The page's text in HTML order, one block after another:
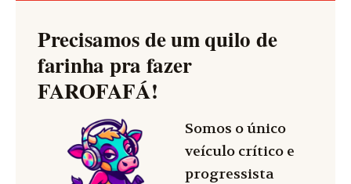
Precisamos de um quilo de
farinha pra fazer
FAROFAFÁ!
Somos o único
veículo crítico e
progressista